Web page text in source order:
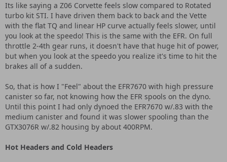
Its like saying a Z06 Corvette feels slow compared to Rotated
turbo kit STI. I have driven them back to back and the Vette
with the flat TQ and linear HP curve actually feels slower, until
you look at the speedo! This is the same with the EFR. On full
throttle 2-4th gear runs, it doesn't have that huge hit of power,
but when you look at the speedo you realize it's time to hit the
brakes all of a sudden.
So, that is how I "Feel" about the EFR7670 with high pressure
canister so far, not knowing how the EFR spools on the dyno.
Until this point I had only dynoed the EFR7670 w/.83 with the
medium canister and found it was slower spooling than the
GTX3076R w/.82 housing by about 400RPM.
Hot Headers and Cold Headers